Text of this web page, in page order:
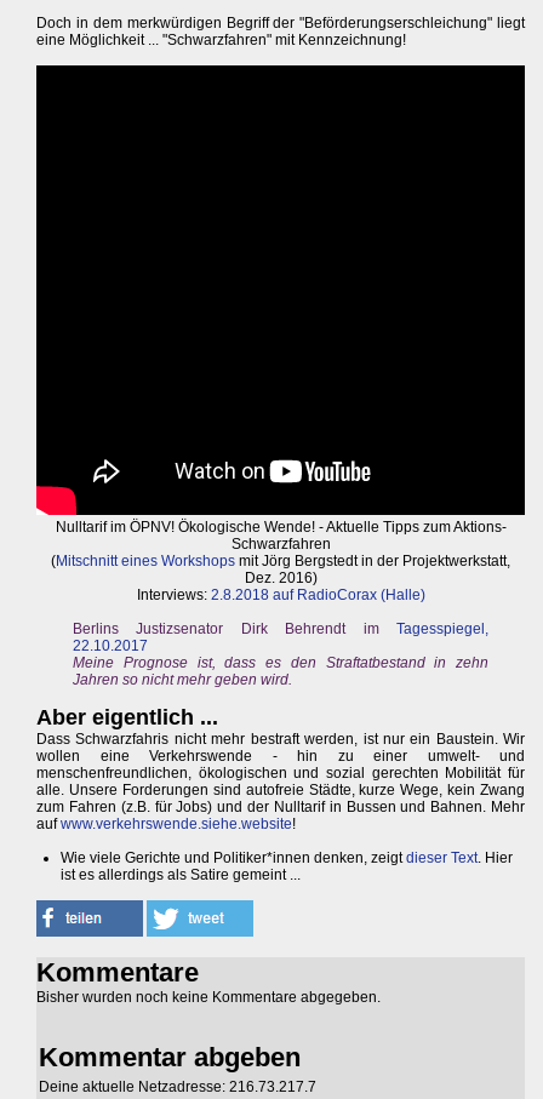
Doch in dem merkwürdigen Begriff der "Beförderungserschleichung" liegt
eine Möglichkeit ... "Schwarzfahren" mit Kennzeichnung!
Nulltarif im ÖPNV! Ökologische Wende! - Aktuelle Tipps zum Aktions-
Schwarzfahren
(Mitschnitt eines Workshops mit Jörg Bergstedt in der Projektwerkstatt,
Dez. 2016)
Interviews: 2.8.2018 auf RadioCorax (Halle)
Berlins Justizsenator Dirk Behrendt imTagesspiegel,
22.10.2017
Meine Prognose ist, dass es den Straftatbestand in zehn
Jahren so nicht mehr geben wird.
Aber eigentlich ...
Dass Schwarzfahris nicht mehr bestraft werden, ist nur ein Baustein. Wir
wollen eine Verkehrswende - hin zu einer umwelt- und
menschenfreundlichen, ökologischen und sozial gerechten Mobilität für
alle. Unsere Forderungen sind autofreie Städte, kurze Wege, kein Zwang
zum Fahren (z.B. für Jobs) und der Nulltarif in Bussen und Bahnen. Mehr
aufwww.verkehrswende.siehe.website!
Wie viele Gerichte und Politiker*innen denken, zeigtdieser Text. Hier
ist es allerdings als Satire gemeint ...
Kommentare
Bisher wurden noch keine Kommentare abgegeben.
Kommentar abgeben
Deine aktuelle Netzadresse: 216.73.217.7